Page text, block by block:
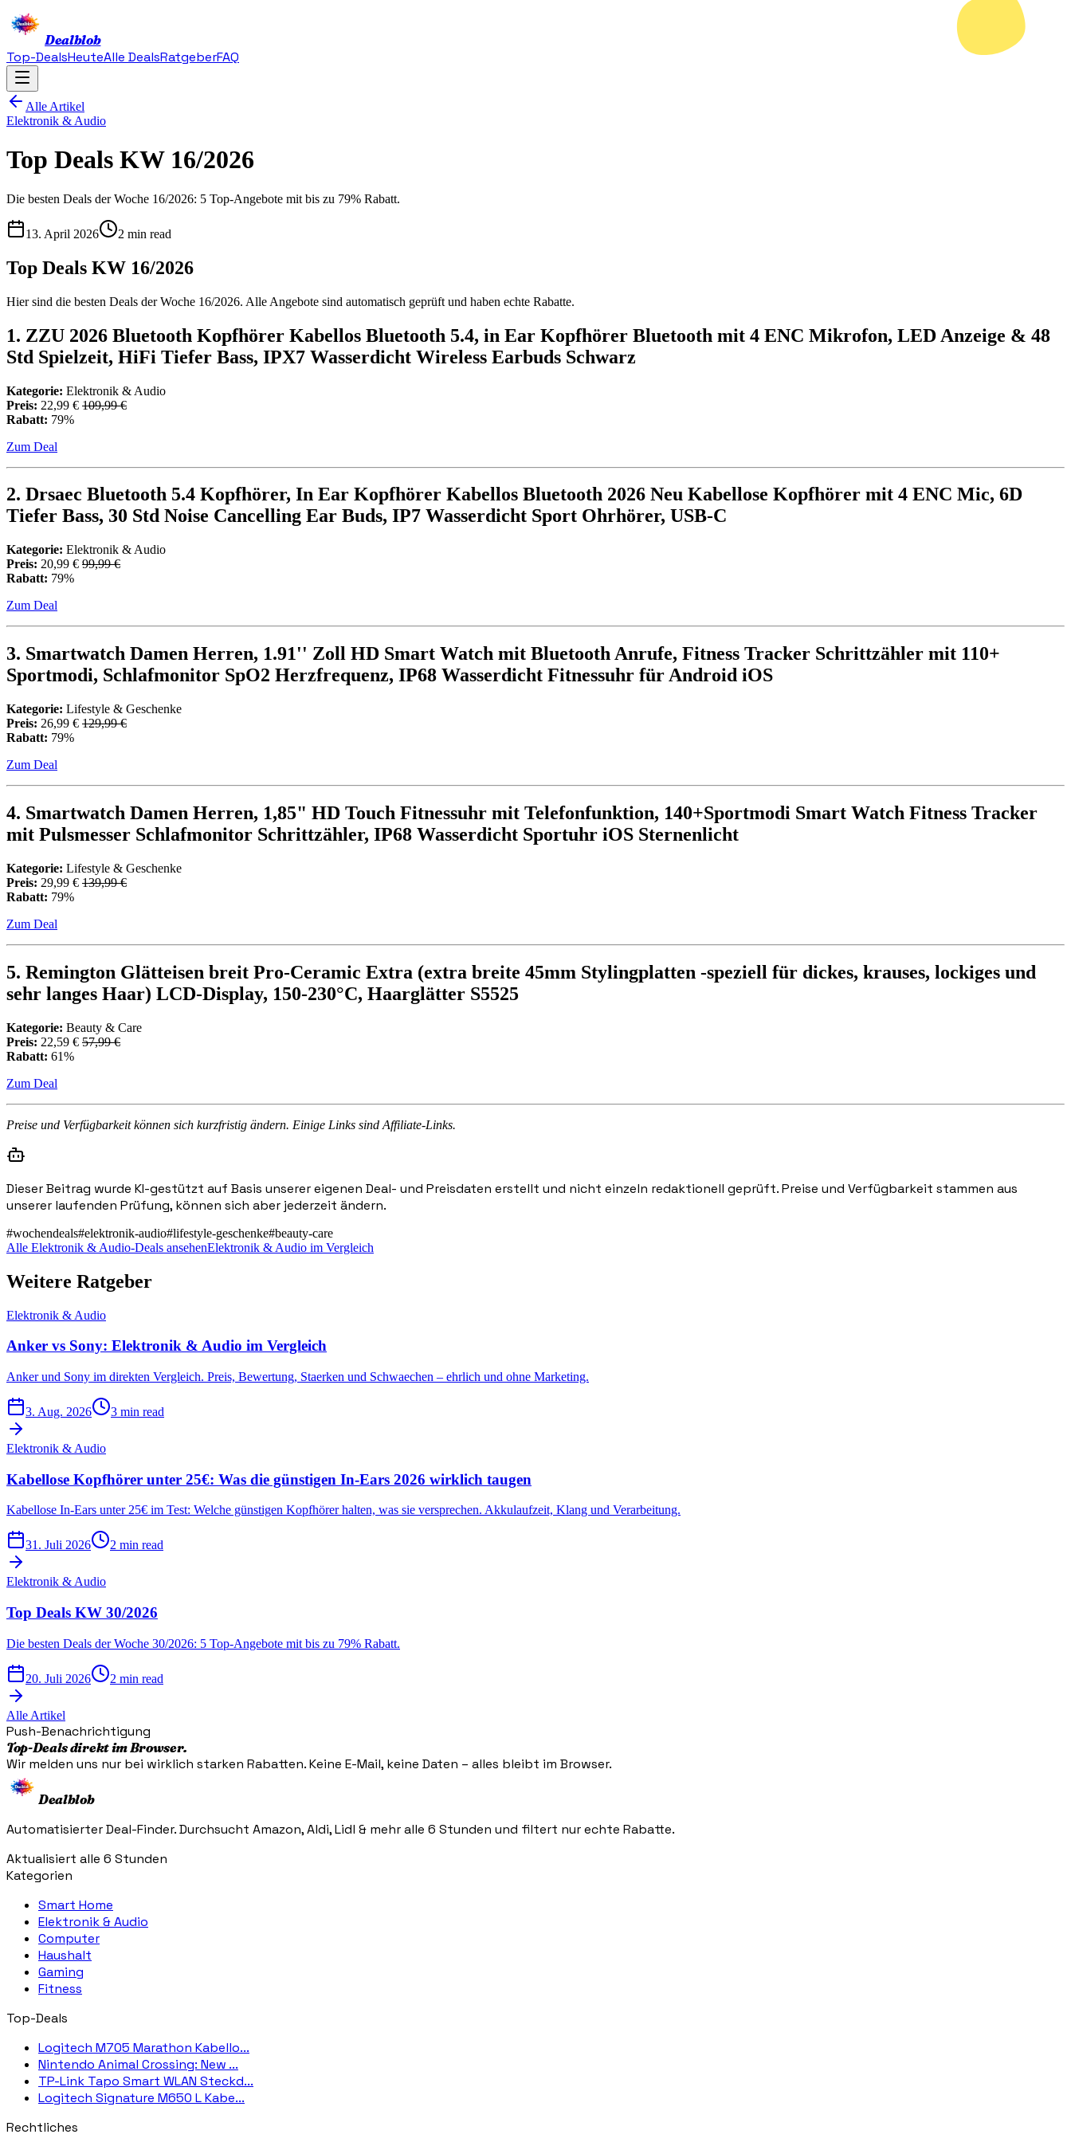
Dealblob
Top-DealsHeuteAlle DealsRatgeberFAQ
Alle Artikel
Elektronik & Audio
Top Deals KW 16/2026
Die besten Deals der Woche 16/2026: 5 Top-Angebote mit bis zu 79% Rabatt.
13. April 2026 2 min read
Top Deals KW 16/2026
Hier sind die besten Deals der Woche 16/2026. Alle Angebote sind automatisch geprüft und haben echte Rabatte.
1. ZZU 2026 Bluetooth Kopfhörer Kabellos Bluetooth 5.4, in Ear Kopfhörer Bluetooth mit 4 ENC Mikrofon, LED Anzeige & 48
Std Spielzeit, HiFi Tiefer Bass, IPX7 Wasserdicht Wireless Earbuds Schwarz
Kategorie: Elektronik & Audio
Preis: 22,99 € 109,99 €
Rabatt: 79%
Zum Deal
2. Drsaec Bluetooth 5.4 Kopfhörer, In Ear Kopfhörer Kabellos Bluetooth 2026 Neu Kabellose Kopfhörer mit 4 ENC Mic, 6D
Tiefer Bass, 30 Std Noise Cancelling Ear Buds, IP7 Wasserdicht Sport Ohrhörer, USB-C
Kategorie: Elektronik & Audio
Preis: 20,99 € 99,99 €
Rabatt: 79%
Zum Deal
3. Smartwatch Damen Herren, 1.91'' Zoll HD Smart Watch mit Bluetooth Anrufe, Fitness Tracker Schrittzähler mit 110+
Sportmodi, Schlafmonitor SpO2 Herzfrequenz, IP68 Wasserdicht Fitnessuhr für Android iOS
Kategorie: Lifestyle & Geschenke
Preis: 26,99 € 129,99 €
Rabatt: 79%
Zum Deal
4. Smartwatch Damen Herren, 1,85" HD Touch Fitnessuhr mit Telefonfunktion, 140+Sportmodi Smart Watch Fitness Tracker
mit Pulsmesser Schlafmonitor Schrittzähler, IP68 Wasserdicht Sportuhr iOS Sternenlicht
Kategorie: Lifestyle & Geschenke
Preis: 29,99 € 139,99 €
Rabatt: 79%
Zum Deal
5. Remington Glätteisen breit Pro-Ceramic Extra (extra breite 45mm Stylingplatten -speziell für dickes, krauses, lockiges und
sehr langes Haar) LCD-Display, 150-230°C, Haarglätter S5525
Kategorie: Beauty & Care
Preis: 22,59 € 57,99 €
Rabatt: 61%
Zum Deal
Preise und Verfügbarkeit können sich kurzfristig ändern. Einige Links sind Affiliate-Links.
Dieser Beitrag wurde KI-gestützt auf Basis unserer eigenen Deal- und Preisdaten erstellt und nicht einzeln redaktionell geprüft. Preise und Verfügbarkeit stammen aus
unserer laufenden Prüfung, können sich aber jederzeit ändern.
#wochendeals#elektronik-audio#lifestyle-geschenke#beauty-care
Alle Elektronik & Audio-Deals ansehenElektronik & Audio im Vergleich
Weitere Ratgeber
Elektronik & Audio
Anker vs Sony: Elektronik & Audio im Vergleich
Anker und Sony im direkten Vergleich. Preis, Bewertung, Staerken und Schwaechen – ehrlich und ohne Marketing.
3. Aug. 2026 3 min read
Elektronik & Audio
Kabellose Kopfhörer unter 25€: Was die günstigen In-Ears 2026 wirklich taugen
Kabellose In-Ears unter 25€ im Test: Welche günstigen Kopfhörer halten, was sie versprechen. Akkulaufzeit, Klang und Verarbeitung.
31. Juli 2026 2 min read
Elektronik & Audio
Top Deals KW 30/2026
Die besten Deals der Woche 30/2026: 5 Top-Angebote mit bis zu 79% Rabatt.
20. Juli 2026 2 min read
Alle Artikel
Push-Benachrichtigung
Top-Deals direkt im Browser.
Wir melden uns nur bei wirklich starken Rabatten. Keine E-Mail, keine Daten – alles bleibt im Browser.
Dealblob
Automatisierter Deal-Finder. Durchsucht Amazon, Aldi, Lidl & mehr alle 6 Stunden und filtert nur echte Rabatte.
Aktualisiert alle 6 Stunden
Kategorien
Smart Home
Elektronik & Audio
Computer
Haushalt
Gaming
Fitness
Top-Deals
Logitech M705 Marathon Kabello...
Nintendo Animal Crossing: New ...
TP-Link Tapo Smart WLAN Steckd...
Logitech Signature M650 L Kabe...
Rechtliches